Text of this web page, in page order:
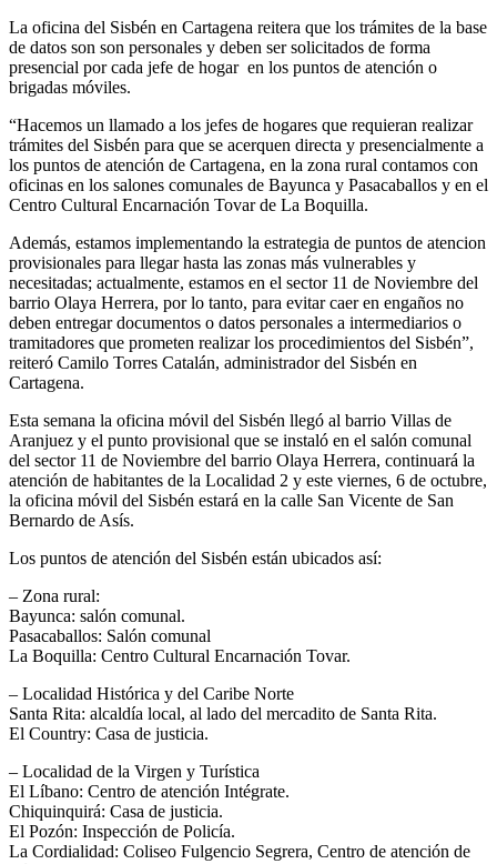
La oficina del Sisbén en Cartagena reitera que los trámites de la base
de datos son son personales y deben ser solicitados de forma
presencial por cada jefe de hogar en los puntos de atención o
brigadas móviles.
“Hacemos un llamado a los jefes de hogares que requieran realizar
trámites del Sisbén para que se acerquen directa y presencialmente a
los puntos de atención de Cartagena, en la zona rural contamos con
oficinas en los salones comunales de Bayunca y Pasacaballos y en el
Centro Cultural Encarnación Tovar de La Boquilla.
Además, estamos implementando la estrategia de puntos de atencion
provisionales para llegar hasta las zonas más vulnerables y
necesitadas; actualmente, estamos en el sector 11 de Noviembre del
barrio Olaya Herrera, por lo tanto, para evitar caer en engaños no
deben entregar documentos o datos personales a intermediarios o
tramitadores que prometen realizar los procedimientos del Sisbén”,
reiteró Camilo Torres Catalán, administrador del Sisbén en
Cartagena.
Esta semana la oficina móvil del Sisbén llegó al barrio Villas de
Aranjuez y el punto provisional que se instaló en el salón comunal
del sector 11 de Noviembre del barrio Olaya Herrera, continuará la
atención de habitantes de la Localidad 2 y este viernes, 6 de octubre,
la oficina móvil del Sisbén estará en la calle San Vicente de San
Bernardo de Asís.
Los puntos de atención del Sisbén están ubicados así:
– Zona rural:
Bayunca: salón comunal.
Pasacaballos: Salón comunal
La Boquilla: Centro Cultural Encarnación Tovar.
– Localidad Histórica y del Caribe Norte
Santa Rita: alcaldía local, al lado del mercadito de Santa Rita.
El Country: Casa de justicia.
– Localidad de la Virgen y Turística
El Líbano: Centro de atención Intégrate.
Chiquinquirá: Casa de justicia.
El Pozón: Inspección de Policía.
La Cordialidad: Coliseo Fulgencio Segrera, Centro de atención de